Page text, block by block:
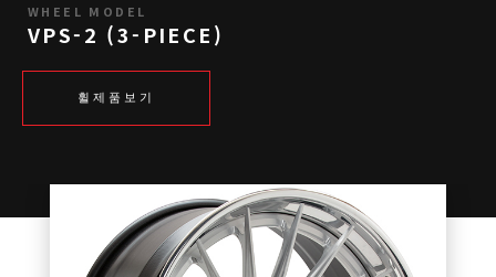
WHEEL MODEL
VPS-2 (3-PIECE)
휠제품보기